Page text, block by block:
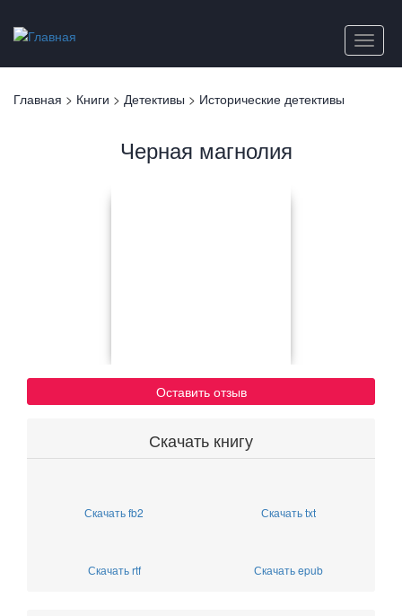
основному
содержанию
Toggle
Вы
Главная > Книги > Детективы > Исторические детективы
Черная магнолия
Оставить отзыв
Скачать книгу
Скачать fb2 Скачать txt
Скачать rtf Скачать epub